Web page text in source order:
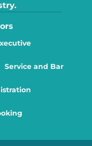
Service and Bar